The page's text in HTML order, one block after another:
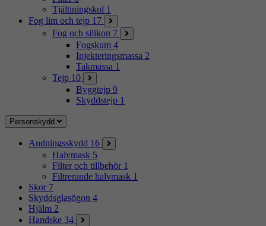
Tjältiningskol 1
Fog lim och tejp 17
Fog och silikon 7
Fogskum 4
Injekteringsmassa 2
Takmassa 1
Tejp 10
Byggtejp 9
Skyddstejp 1
Personskydd
Andningsskydd 16
Halvmask 5
Filter och tillbehör 1
Filtrerande halvmask 1
Skor 7
Skyddsglasögon 4
Hjälm 2
Handske 34